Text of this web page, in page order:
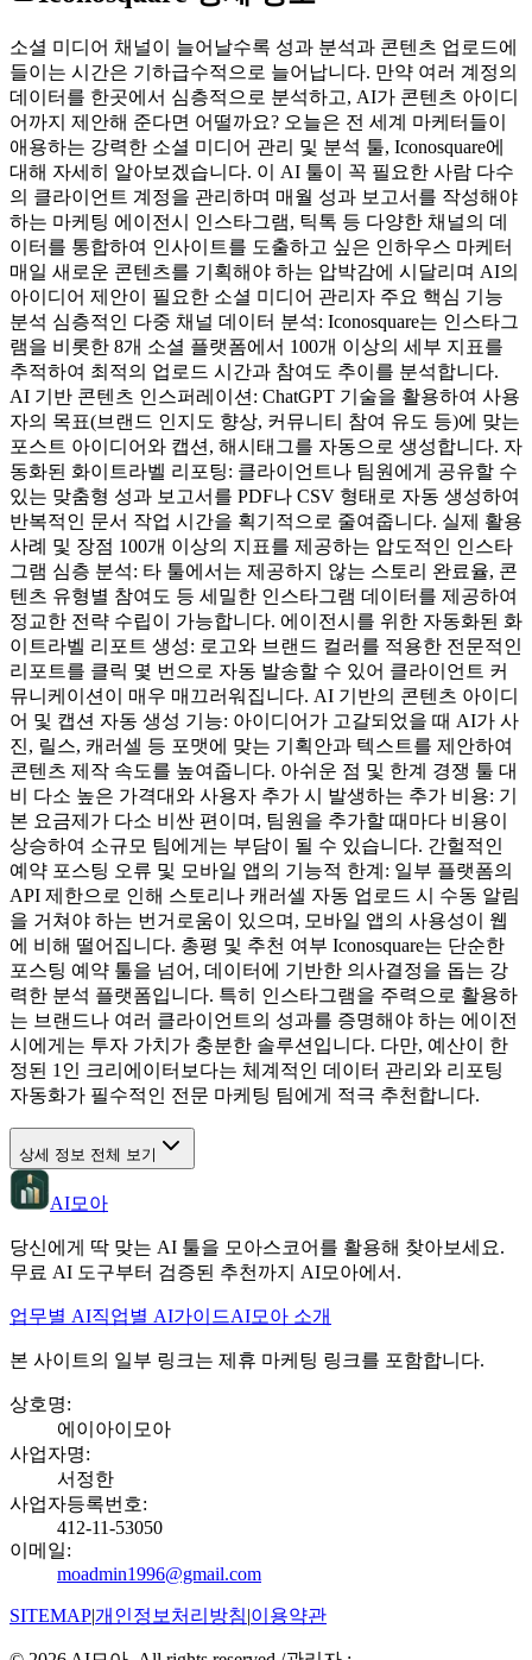
소셜 미디어 채널이 늘어날수록 성과 분석과 콘텐츠 업로드에
들이는 시간은 기하급수적으로 늘어납니다. 만약 여러 계정의
데이터를 한곳에서 심층적으로 분석하고, AI가 콘텐츠 아이디
어까지 제안해 준다면 어떨까요? 오늘은 전 세계 마케터들이
애용하는 강력한 소셜 미디어 관리 및 분석 툴, Iconosquare에
대해 자세히 알아보겠습니다. 이 AI 툴이 꼭 필요한 사람 다수
의 클라이언트 계정을 관리하며 매월 성과 보고서를 작성해야
하는 마케팅 에이전시 인스타그램, 틱톡 등 다양한 채널의 데
이터를 통합하여 인사이트를 도출하고 싶은 인하우스 마케터
매일 새로운 콘텐츠를 기획해야 하는 압박감에 시달리며 AI의
아이디어 제안이 필요한 소셜 미디어 관리자 주요 핵심 기능
분석 심층적인 다중 채널 데이터 분석: Iconosquare는 인스타그
램을 비롯한 8개 소셜 플랫폼에서 100개 이상의 세부 지표를
추적하여 최적의 업로드 시간과 참여도 추이를 분석합니다.
AI 기반 콘텐츠 인스퍼레이션: ChatGPT 기술을 활용하여 사용
자의 목표(브랜드 인지도 향상, 커뮤니티 참여 유도 등)에 맞는
포스트 아이디어와 캡션, 해시태그를 자동으로 생성합니다. 자
동화된 화이트라벨 리포팅: 클라이언트나 팀원에게 공유할 수
있는 맞춤형 성과 보고서를 PDF나 CSV 형태로 자동 생성하여
반복적인 문서 작업 시간을 획기적으로 줄여줍니다. 실제 활용
사례 및 장점 100개 이상의 지표를 제공하는 압도적인 인스타
그램 심층 분석: 타 툴에서는 제공하지 않는 스토리 완료율, 콘
텐츠 유형별 참여도 등 세밀한 인스타그램 데이터를 제공하여
정교한 전략 수립이 가능합니다. 에이전시를 위한 자동화된 화
이트라벨 리포트 생성: 로고와 브랜드 컬러를 적용한 전문적인
리포트를 클릭 몇 번으로 자동 발송할 수 있어 클라이언트 커
뮤니케이션이 매우 매끄러워집니다. AI 기반의 콘텐츠 아이디
어 및 캡션 자동 생성 기능: 아이디어가 고갈되었을 때 AI가 사
진, 릴스, 캐러셀 등 포맷에 맞는 기획안과 텍스트를 제안하여
콘텐츠 제작 속도를 높여줍니다. 아쉬운 점 및 한계 경쟁 툴 대
비 다소 높은 가격대와 사용자 추가 시 발생하는 추가 비용: 기
본 요금제가 다소 비싼 편이며, 팀원을 추가할 때마다 비용이
상승하여 소규모 팀에게는 부담이 될 수 있습니다. 간헐적인
예약 포스팅 오류 및 모바일 앱의 기능적 한계: 일부 플랫폼의
API 제한으로 인해 스토리나 캐러셀 자동 업로드 시 수동 알림
을 거쳐야 하는 번거로움이 있으며, 모바일 앱의 사용성이 웹
에 비해 떨어집니다. 총평 및 추천 여부 Iconosquare는 단순한
포스팅 예약 툴을 넘어, 데이터에 기반한 의사결정을 돕는 강
력한 분석 플랫폼입니다. 특히 인스타그램을 주력으로 활용하
는 브랜드나 여러 클라이언트의 성과를 증명해야 하는 에이전
시에게는 투자 가치가 충분한 솔루션입니다. 다만, 예산이 한
정된 1인 크리에이터보다는 체계적인 데이터 관리와 리포팅
자동화가 필수적인 전문 마케팅 팀에게 적극 추천합니다.
상세 정보 전체 보기
AI모아
당신에게 딱 맞는 AI 툴을 모아스코어를 활용해 찾아보세요.
무료 AI 도구부터 검증된 추천까지 AI모아에서.
업무별 AI직업별 AI가이드AI모아 소개
본 사이트의 일부 링크는 제휴 마케팅 링크를 포함합니다.
상호명:
에이아이모아
사업자명:
서정한
사업자등록번호:
412-11-53050
이메일:
moadmin1996@gmail.com
SITEMAP|개인정보처리방침|이용약관